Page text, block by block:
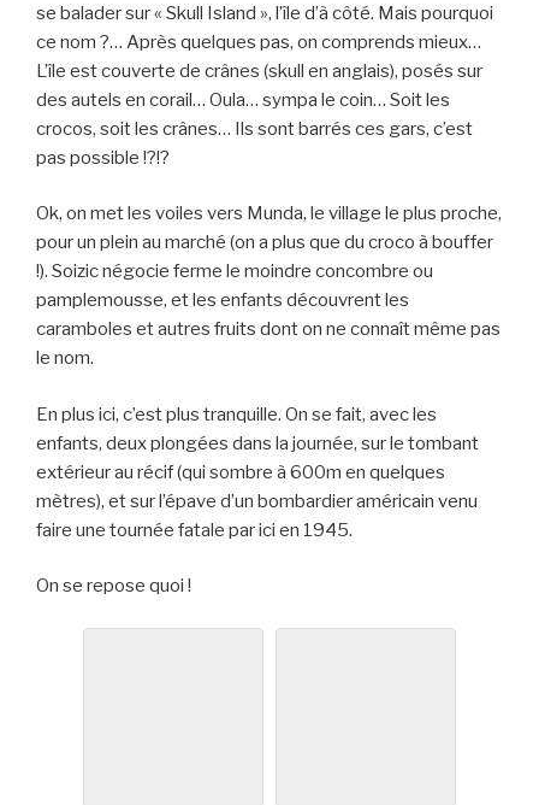
se balader sur « Skull Island », l’île d’à côté. Mais pourquoi
ce nom ?… Après quelques pas, on comprends mieux…
L’île est couverte de crânes (skull en anglais), posés sur
des autels en corail… Oula… sympa le coin… Soit les
crocos, soit les crânes… Ils sont barrés ces gars, c’est
pas possible !?!?
Ok, on met les voiles vers Munda, le village le plus proche,
pour un plein au marché (on a plus que du croco à bouffer
!). Soizic négocie ferme le moindre concombre ou
pamplemousse, et les enfants découvrent les
caramboles et autres fruits dont on ne connaît même pas
le nom.
En plus ici, c’est plus tranquille. On se fait, avec les
enfants, deux plongées dans la journée, sur le tombant
extérieur au récif (qui sombre à 600m en quelques
mètres), et sur l’épave d’un bombardier américain venu
faire une tournée fatale par ici en 1945.
On se repose quoi !